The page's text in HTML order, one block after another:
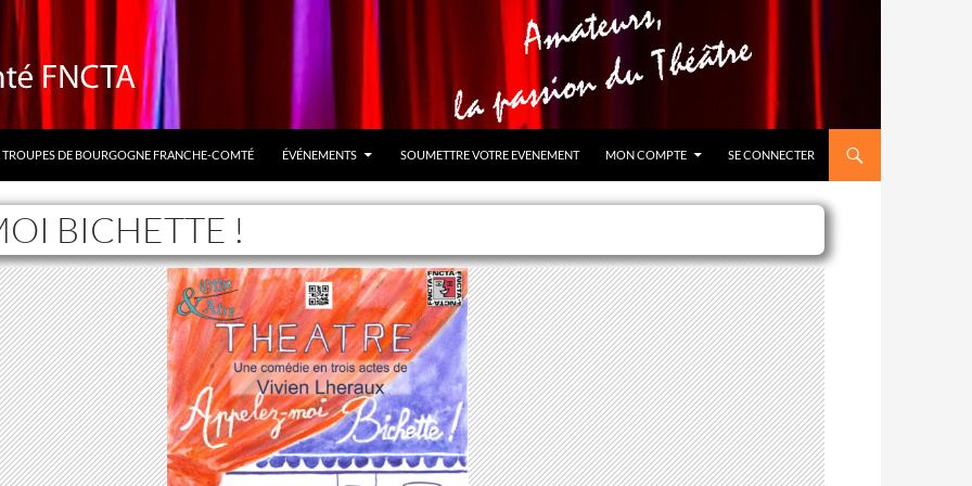
TROUPES DE BOURGOGNE FRANCHE-COMTÉ ÉVÉNEMENTS SOUMETTRE VOTRE EVENEMENT MON COMPTE SE CONNECTER
BICHETTE !